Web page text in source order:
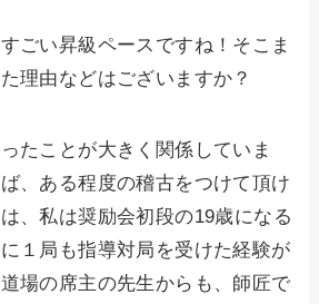
すごい昇級ペースですね！そこま
理由などはございますか？
ったことが大きく関係していま
、ある程度の稽古をつけて頂け
、私は奨励会初段の19歳になる
１局も指導対局を受けた経験が
場の席主の先生からも、師匠で